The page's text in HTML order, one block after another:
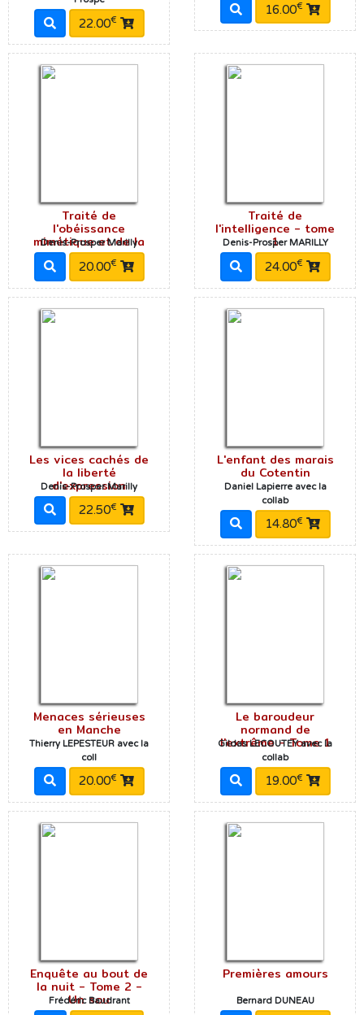
22.00€
16.00€
Traité de
l'obéissance
mimétique et de la
Denis-Prosper Marilly
20.00€
Traité de
l'intelligence - tome
1
Denis-Prosper MARILLY
24.00€
Les vices cachés de
la liberté
d'expression
Denis-Prosper Marilly
22.50€
L'enfant des marais
du Cotentin
Daniel Lapierre avec la
collab
14.80€
Menaces sérieuses
en Manche
Thierry LEPESTEUR avec la
coll
20.00€
Le baroudeur
normand de
l'extrême - Tome 1
Gildas LECOUTEY avec la
collab
19.00€
Enquête au bout de
la nuit - Tome 2 -
Un sou
Frédéric Baudrant
Premières amours
Bernard DUNEAU